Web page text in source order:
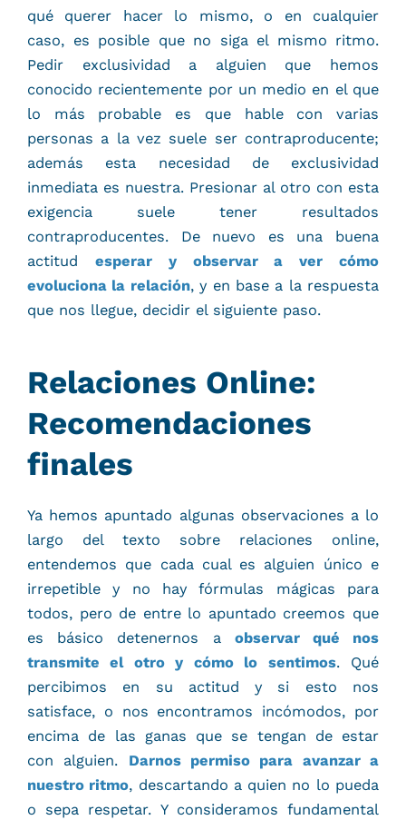
qué querer hacer lo mismo, o en cualquier
caso, es posible que no siga el mismo ritmo.
Pedir exclusividad a alguien que hemos
conocido recientemente por un medio en el que
lo más probable es que hable con varias
personas a la vez suele ser contraproducente;
además esta necesidad de exclusividad
inmediata es nuestra. Presionar al otro con esta
exigencia suele tener resultados
contraproducentes. De nuevo es una buena
actitud esperar y observar a ver cómo
evoluciona la relación, y en base a la respuesta
que nos llegue, decidir el siguiente paso.
Relaciones Online:
Recomendaciones
finales
Ya hemos apuntado algunas observaciones a lo
largo del texto sobre relaciones online,
entendemos que cada cual es alguien único e
irrepetible y no hay fórmulas mágicas para
todos, pero de entre lo apuntado creemos que
es básico detenernos a observar qué nos
transmite el otro
y cómo lo sentimos. Qué
percibimos en su actitud y si esto nos
satisface, o nos encontramos incómodos, por
encima de las ganas que se tengan de estar
con alguien. Darnos permiso para avanzar a
nuestro ritmo, descartando a quien no lo pueda
o sepa respetar. Y consideramos fundamental